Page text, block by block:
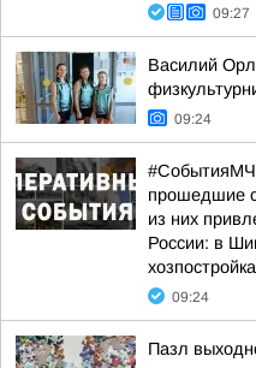
09:27
Василий
09:24
прошедшие
из них
России: в
хозпостройка
09:24
Пазл